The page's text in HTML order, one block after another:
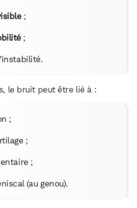
;
;
le bruit peut être lié à :
;
;
;
(au genou).